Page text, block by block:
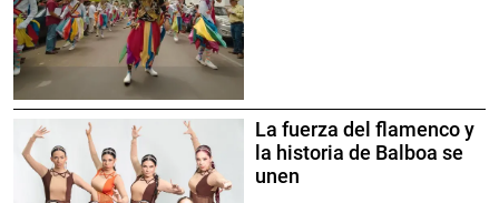
La fuerza del flamenco y
la historia de Balboa se
unen